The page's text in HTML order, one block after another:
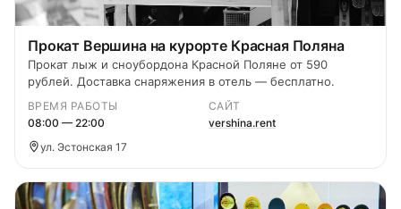
Прокат Вершина на курорте Красная Поляна
Прокат лыж и сноубордона Красной Поляне от 590
рублей. Доставка снаряжения в отель — бесплатно.
ВРЕМЯ РАБОТЫ
08:00 — 22:00
САЙТ
vershina.rent
ул. Эстонская 17